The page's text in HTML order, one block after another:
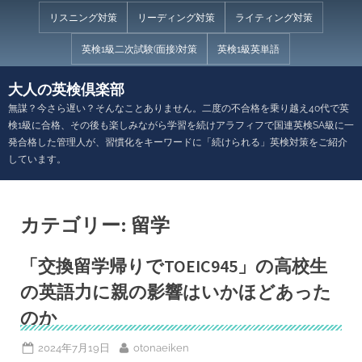
リスニング対策 リーディング対策 ライティング対策
英検1級二次試験(面接)対策 英検1級英単語
大人の英検倶楽部
無謀？今さら遅い？そんなことありません。二度の不合格を乗り越え40代で英
検1級に合格、その後も楽しみながら学習を続けアラフィフで国連英検SA級に一
発合格した管理人が、習慣化をキーワードに「続けられる」英検対策をご紹介
しています。
カテゴリー: 留学
「交換留学帰りでTOEIC945」の高校生
の英語力に親の影響はいかほどあった
のか
Posted
2024年7月19日 By
otonaeiken